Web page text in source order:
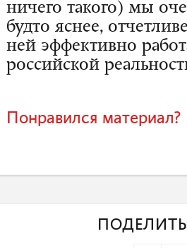
ничего такого) мы
будто яснее,
ней эффективно
российской
Понравился